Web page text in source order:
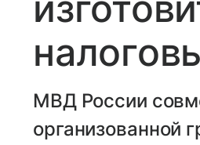
МВД России
организованной